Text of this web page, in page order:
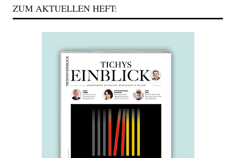
ZUM AKTUELLEN HEFT: